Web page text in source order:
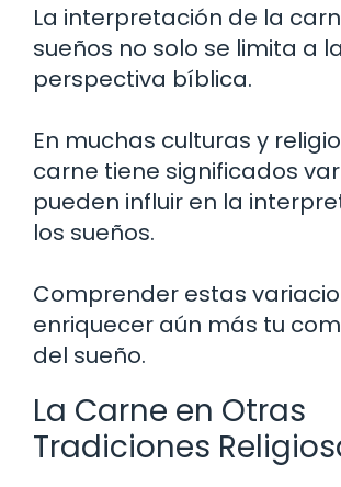
La interpretación de la
sueños no solo se limita a la
perspectiva bíblica.
En muchas culturas y
carne tiene significados
pueden influir en la
los sueños.
Comprender estas
enriquecer aún más tu
del sueño.
La Carne en Otras
Tradiciones